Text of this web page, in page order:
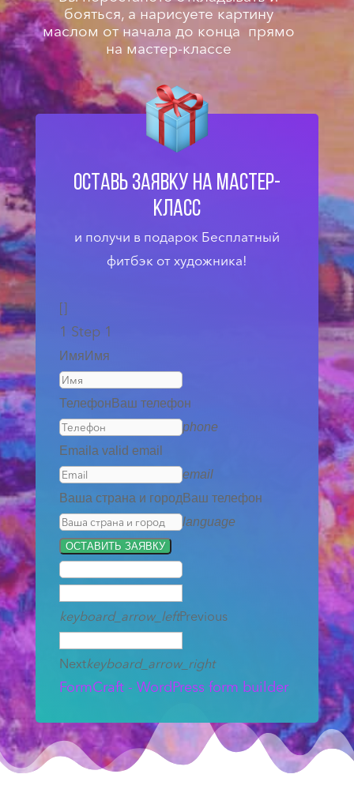
бояться, а нарисуете картину
маслом от начала до конца прямо
на мастер-классе
ОСТАВЬ ЗАЯВКУ НА МАСТЕР-
КЛАСС
и получи в подарок Бесплатный
фитбэк от художника!
[]
1 Step 1
ИмяИмя
Телефон Ваш телефон
phone
Email a valid email
email
Ваша страна и город Ваш телефон
language
ОСТАВИТЬ ЗАЯВКУ
keyboard_arrow_leftPrevious
Nextkeyboard_arrow_right
FormCraft - WordPress form builder